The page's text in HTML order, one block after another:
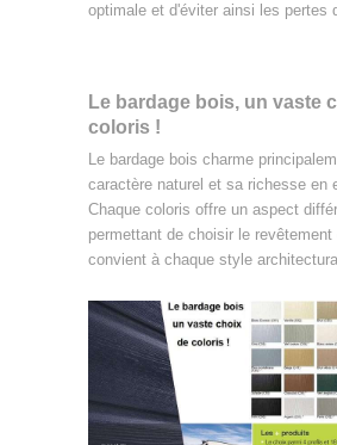
optimale et d'éviter ainsi les pertes
Le bardage bois, un vaste
coloris !
Le bardage bois charme
caractère naturel et sa richesse en
Chaque coloris offre un aspect
permettant de choisir le revêtement
convient à chaque style